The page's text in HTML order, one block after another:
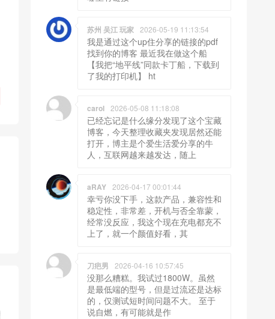
苏州 吴江 玩家 2026-05-19 11:13:54
我是通过这个up住分享的链接的pdf
找到你的博客 最近我在做这个船
【我把“地平线”同款卡丁船，下载到
了我的打印机】 ht
carol 2026-05-08 11:18:08
已经忘记是什么缘分发现了这个宝藏
博客，今天整理收藏夹发现居然还能
打开，博主是个爱生活爱分享的牛
人，互联网越来越发达，随上
aRAY 2026-04-17 00:01:44
幸亏你没下手，这款产品，兼容性和
稳定性，非常差，开机与否全靠蒙，
经常没反应，我这个现在充电都充不
上了，就一个颜值好看，其
刀疤男 2026-04-16 10:57:45
没那么糟糕。我试过1800W。虽然
是最低端的型号，但是过流还是达标
的，仅测试短时间问题不大。 至于
说自燃，有可能就是作